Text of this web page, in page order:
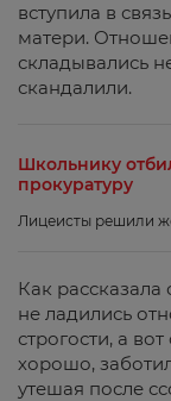
вступила в
матери.
складывались
скандалили.
Школьнику
прокуратуру
Лицеисты решили
Как
не ладились
строгости, а
хорошо,
утешая после